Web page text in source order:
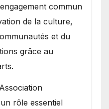
commun
de la culture,
et du
grâce au
rôle essentiel